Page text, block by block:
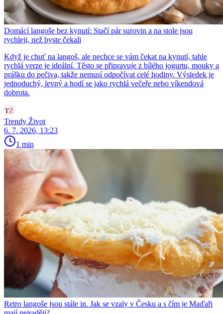
Domácí langoše bez kynutí: Stačí pár surovin a na stole jsou
rychleji, než byste čekali
Když je chuť na langoš, ale nechce se vám čekat na kynutí, tahle
rychlá verze je ideální. Těsto se připravuje z bílého jogurtu, mouky a
prášku do pečiva, takže nemusí odpočívat celé hodiny. Výsledek je
jednoduchý, levný a hodí se jako rychlá večeře nebo víkendová
dobrota.
Trendy Život
6. 7. 2026, 13:23
1 min
Retro langoše jsou stále in. Jak se vzaly v Česku a s čím je Maďaři